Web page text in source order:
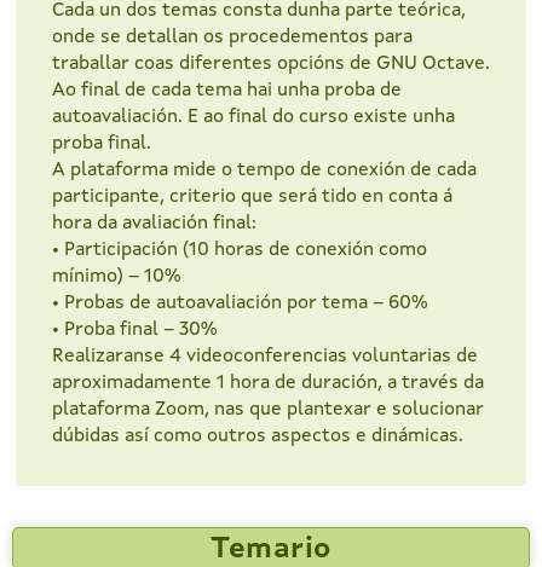
Cada un dos temas consta dunha parte teórica,
onde se detallan os procedementos para
traballar coas diferentes opcións de GNU Octave.
Ao final de cada tema hai unha proba de
autoavaliación. E ao final do curso existe unha
proba final.
A plataforma mide o tempo de conexión de cada
participante, criterio que será tido en conta á
hora da avaliación final:
• Participación (10 horas de conexión como
mínimo) – 10%
• Probas de autoavaliación por tema – 60%
• Proba final – 30%
Realizaranse 4 videoconferencias voluntarias de
aproximadamente 1 hora de duración, a través da
plataforma Zoom, nas que plantexar e solucionar
dúbidas así como outros aspectos e dinámicas.
Temario